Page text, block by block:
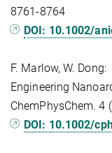
8761-8764
DOI: 10.1002/
F. Marlow, W. Dong:
Engineering
ChemPhysChem. 4
DOI: 10.1002/